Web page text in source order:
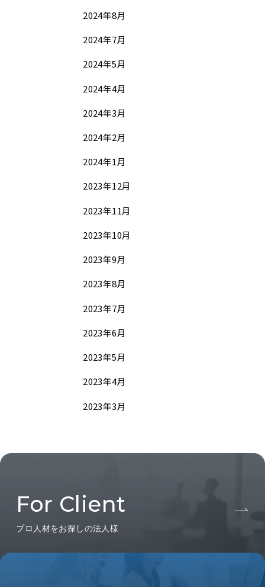
2024年8月
2024年7月
2024年5月
2024年4月
2024年3月
2024年2月
2024年1月
2023年12月
2023年11月
2023年10月
2023年9月
2023年8月
2023年7月
2023年6月
2023年5月
2023年4月
2023年3月
For Client
プロ人材をお探しの法人様